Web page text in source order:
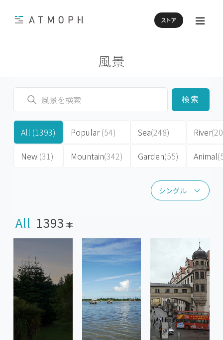
ストア
風景
シングル
シングル
検索
All (1393)
New (31)
Popular(54)
Mountain(342)
Sea(248)
Garden(55)
River
Animal
All 1393 本